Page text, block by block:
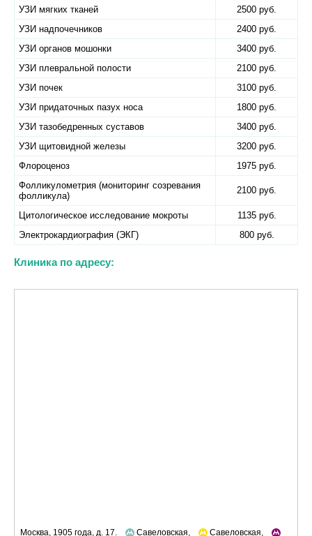
УЗИ мягких тканей
2500 руб.
УЗИ надпочечников
2400 руб.
УЗИ органов мошонки
3400 руб.
УЗИ плевральной полости
2100 руб.
УЗИ почек
3100 руб.
УЗИ придаточных пазух носа
1800 руб.
УЗИ тазобедренных суставов
3400 руб.
УЗИ щитовидной железы
3200 руб.
Флороценоз
1975 руб.
Фолликулометрия (мониторинг созревания
фолликула)
2100 руб.
Цитологическое исследование мокроты
1135 руб.
Электрокардиография (ЭКГ)
800 руб.
Клиника по адресу:
Москва, 1905 года, д. 17. Савеловская,
Савеловская,